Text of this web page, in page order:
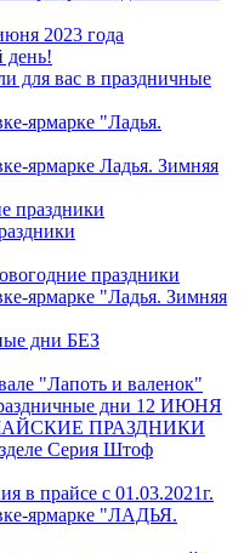
2023 года
день!
для вас в праздничные
ярмарке "Ладья.
ярмарке Ладья. Зимняя
праздники
праздники
ярмарке "Ладья. Зимняя
дни БЕЗ
"Лапоть и валенок"
дни 12 ИЮНЯ
МАЙСКИЕ ПРАЗДНИКИ
Серия Штоф
в прайсе с 01.03.2021г.
ярмарке "ЛАДЬЯ.